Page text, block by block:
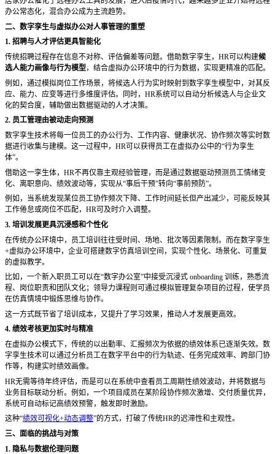
办公常态化，混合办公成为主流趋势。
二、数字孪生与虚拟办公对人事管理的重塑
1. 招聘与人才评估更具智能化
传统招聘过程存在信息不对称、评估偏差等问题。借助数字孪生， HR可以构建候
选人能力画像与行为模型，结合虚拟办公环境中的行为数据，实现更精准的匹配。
例如，通过模拟岗位工作场景，将候选人行为实时映射到数字孪生模型中，对其反
应、能力、应变等进行多维度评估。同时， HR系统可以自动分析候选人与企业文
化的契合度，辅助做出数据驱动的人才决策。
2. 员工管理由被动走向预测
数字孪生技术将每一位员工的办公行为、工作内容、健康状况、协作频次等实时数
据进行收集与建模。这一过程中， HR可以获得员工在虚拟办公中的“行为孪生
体”。
借助这一孪生体， HR不再仅靠主观经验管理，而是通过数据驱动预测员工情绪变
化、离职意向、绩效波动等，实现从“事后干预”转向“事前预防”。
例如，当系统发现某位员工协作频次下降、工作时间延长但产出减少，可能反映其
工作倦怠或岗位不匹配， HR可及时介入调整。
3. 培训发展更具沉浸感和个性化
在传统办公环境中，员工培训往往受时间、场地、批次等因素限制。而在数字孪生
+虚拟办公环境中，企业可搭建数字仿真培训空间，实现个性化、场景化、可重复
的虚拟教学。
比如，一个新入职员工可以在“数字办公室”中接受沉浸式 onboarding 训练，熟悉流
程、岗位职责和团队文化；领导力课程则可通过模拟管理复杂项目的过程，使学员
在仿真情境中锻炼思维与协作。
这一方式既节省了培训成本，又提升了学习效果，推动人才发展更高效。
4. 绩效考核更加实时与精准
在虚拟办公模式下，传统的以出勤率、汇报频次为依据的绩效体系已逐渐失效。数
字孪生技术可以通过分析员工在数字平台中的行为轨迹、任务完成效率、跨部门协
作等，构建实时绩效画像。
HR无需等待年终评估，而是可以在系统中查看员工周期性绩效波动，并将数据与
业务目标联动分析。例如，一个项目成员在某阶段协作频次激增、交付质量优异，
系统可自动标记高绩效预警，触发即时激励。
这种“绩效可视化+动态调整”的方式，打破了传统HR的迟滞性和主观性。
三、面临的挑战与对策
1. 隐私与数据伦理问题